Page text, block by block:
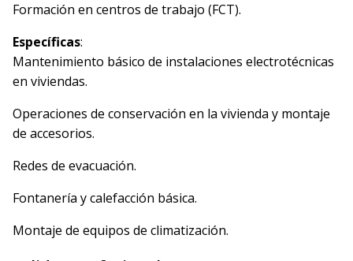
Formación en centros de trabajo (FCT).
Específicas:
Mantenimiento básico de instalaciones electrotécnicas
en viviendas.
Operaciones de conservación en la vivienda y montaje
de accesorios.
Redes de evacuación.
Fontanería y calefacción básica.
Montaje de equipos de climatización.